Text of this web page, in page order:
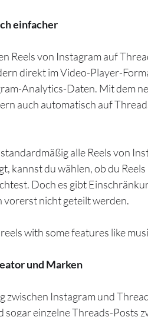
einfacher
Reels von Instagram auf
direkt im Video-Player-
Analytics-Daten. Mit dem
auch automatisch auf
alle Reels von
kannst du wählen, ob du
Doch es gibt
vorerst nicht geteilt werden.
with some features like
und Marken
zwischen Instagram und
sogar einzelne Threads-Posts